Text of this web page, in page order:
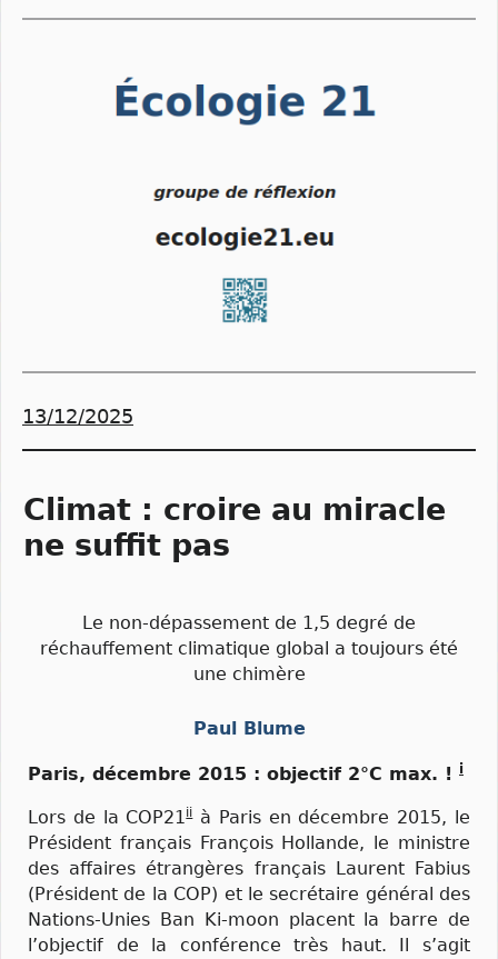
13/12/2025
Climat : croire au miracle
ne suffit pas
Le non-dépassement de 1,5 degré de
réchauffement climatique global a toujours été
une chimère
Paul Blume
Paris, décembre 2015 : objectif 2°C max. ! i
Lors de la COP21iià Paris en décembre 2015, le
Président français François Hollande, le ministre
des affaires étrangères français Laurent Fabius
(Président de la COP) et le secrétaire général des
Nations-Unies Ban Ki-moon placent la barre de
l’objectif de la conférence très haut. Il s’agit